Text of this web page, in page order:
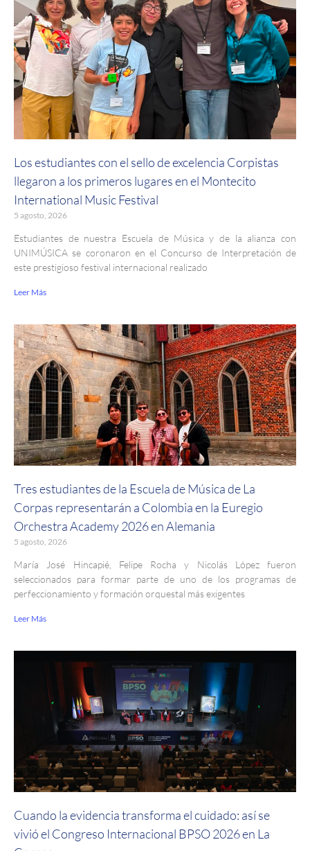
Los estudiantes con el sello de excelencia Corpistas
llegaron a los primeros lugares en el Montecito
International Music Festival
5 agosto, 2026
Estudiantes de nuestra Escuela de Música y de la alianza con
UNIMÚSICA se coronaron en el Concurso de Interpretación de
este prestigioso festival internacional realizado
Leer Más
Tres estudiantes de la Escuela de Música de La
Corpas representarán a Colombia en la Euregio
Orchestra Academy 2026 en Alemania
5 agosto, 2026
María José Hincapié, Felipe Rocha y Nicolás López fueron
seleccionados para formar parte de uno de los programas de
perfeccionamiento y formación orquestal más exigentes
Leer Más
Cuando la evidencia transforma el cuidado: así se
vivió el Congreso Internacional BPSO 2026 en La